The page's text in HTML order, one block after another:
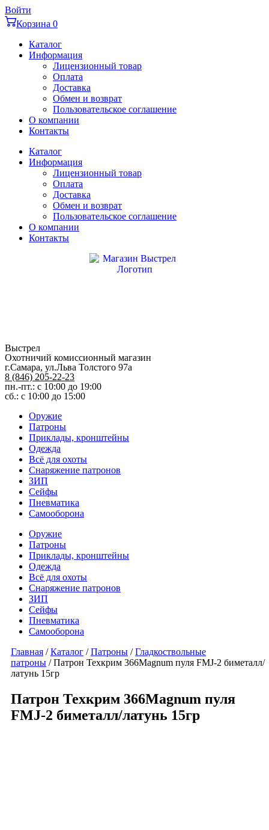
Перейти
к
содержимому
Войти
Корзина 0
Каталог
Информация
Лицензионный товар
Оплата
Доставка
Обмен и возврат
Пользовательское соглашение
О компании
Контакты
Каталог
Информация
Лицензионный товар
Оплата
Доставка
Обмен и возврат
Пользовательское соглашение
О компании
Контакты
Выстрел
Охотничий комиссионный магазин
г.Самара, ул.Льва Толстого 97а
8 (846) 205-22-23
пн.-пт.: с 10:00 до 19:00
сб.: с 10:00 до 15:00
Оружие
Патроны
Приклады, кронштейны
Одежда
Всё для охоты
Снаряжение патронов
ЗИП
Сейфы
Пневматика
Самооборона
Оружие
Патроны
Приклады, кронштейны
Одежда
Всё для охоты
Снаряжение патронов
ЗИП
Сейфы
Пневматика
Самооборона
Главная /Каталог /Патроны /Гладкоствольные
патроны / Патрон Техкрим 366Magnum пуля FMJ-2 биметалл/
латунь 15гр
Патрон Техкрим 366Magnum пуля
FMJ-2 биметалл/латунь 15гр